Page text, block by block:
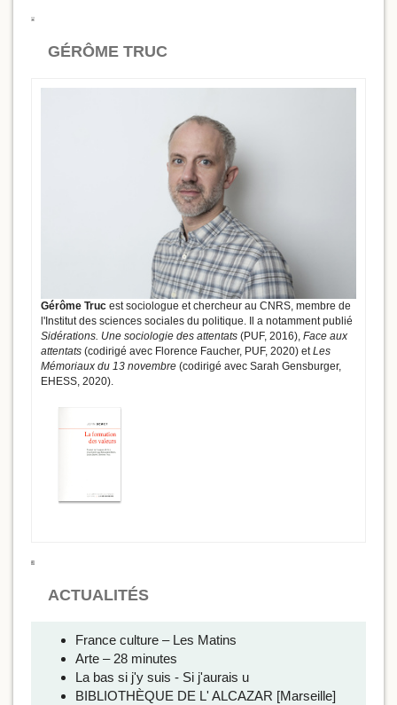
GÉRÔME TRUC
Gérôme Truc est sociologue et chercheur au CNRS, membre de
l'Institut des sciences sociales du politique. Il a notamment publié
Sidérations. Une sociologie des attentats (PUF, 2016), Face aux
attentats (codirigé avec Florence Faucher, PUF, 2020) etLes
Mémoriaux du 13 novembre (codirigé avec Sarah Gensburger,
EHESS, 2020).
ACTUALITÉS
France culture – Les Matins
Arte – 28 minutes
La bas si j'y suis - Si j'aurais u
BIBLIOTHÈQUE DE L' ALCAZAR [Marseille]